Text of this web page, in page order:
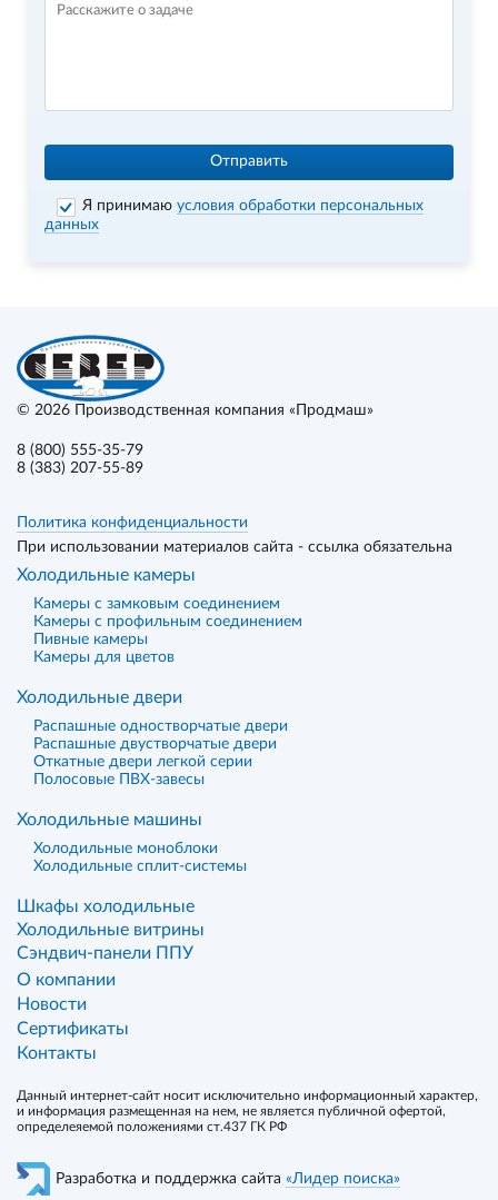
Отправить
Я принимаюусловия обработки персональных
данных
© 2026 Производственная компания «Продмаш»
8 (800) 555-35-79
8 (383) 207-55-89
Политика конфиденциальности
При использовании материалов сайта - ссылка обязательна
Холодильные камеры
Камеры с замковым соединением
Камеры с профильным соединением
Пивные камеры
Камеры для цветов
Холодильные двери
Распашные одностворчатые двери
Распашные двустворчатые двери
Откатные двери легкой серии
Полосовые ПВХ-завесы
Холодильные машины
Холодильные моноблоки
Холодильные сплит-системы
Шкафы холодильные
Холодильные витрины
Сэндвич-панели ППУ
О компании
Новости
Сертификаты
Контакты
Данный интернет-сайт носит исключительно информационный характер,
и информация размещенная на нем, не является публичной офертой,
определеяемой положениями ст.437 ГК РФ
Разработка и поддержка сайта «Лидер поиска»